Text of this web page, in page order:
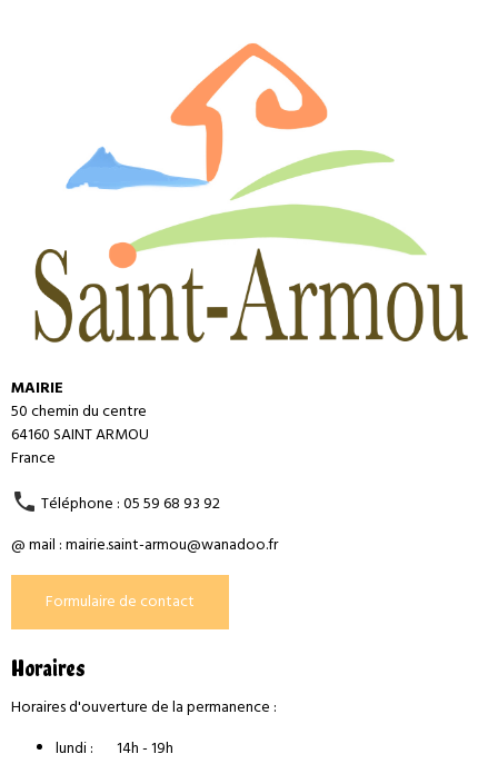
MAIRIE
50 chemin du centre
64160 SAINT ARMOU
France
Téléphone : 05 59 68 93 92
@ mail : mairie.saint-armou@wanadoo.fr
Formulaire de contact
Horaires
Horaires d'ouverture de la permanence :
lundi : 14h - 19h